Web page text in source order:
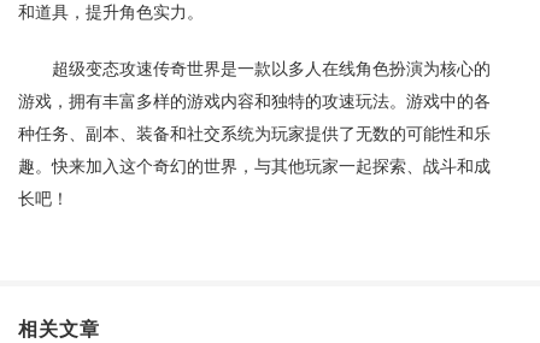
和道具，提升角色实力。
超级变态攻速传奇世界是一款以多人在线角色扮演为核心的
游戏，拥有丰富多样的游戏内容和独特的攻速玩法。游戏中的各
种任务、副本、装备和社交系统为玩家提供了无数的可能性和乐
趣。快来加入这个奇幻的世界，与其他玩家一起探索、战斗和成
长吧！
相关文章